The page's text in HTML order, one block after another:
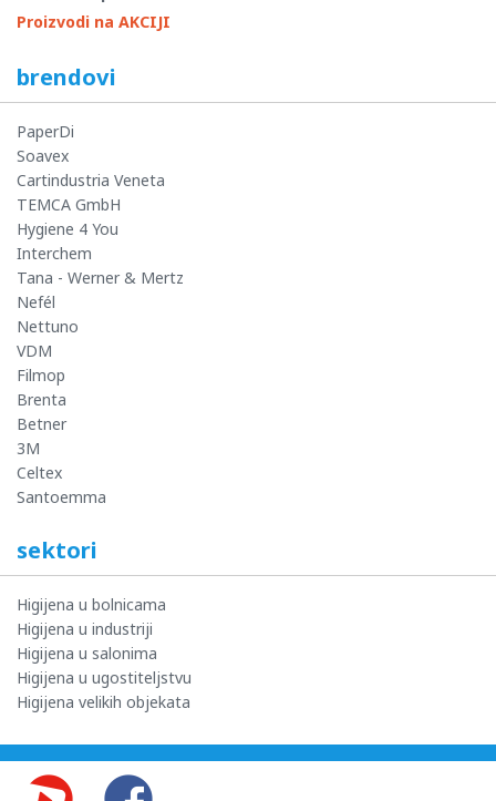
Proizvodi na AKCIJI
brendovi
PaperDi
Soavex
Cartindustria Veneta
TEMCA GmbH
Hygiene 4 You
Interchem
Tana - Werner & Mertz
Nefél
Nettuno
VDM
Filmop
Brenta
Betner
3M
Celtex
Santoemma
sektori
Higijena u bolnicama
Higijena u industriji
Higijena u salonima
Higijena u ugostiteljstvu
Higijena velikih objekata